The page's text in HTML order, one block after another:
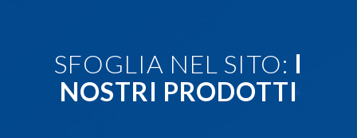
SFOGLIA NEL SITO: I
NOSTRI PRODOTTI